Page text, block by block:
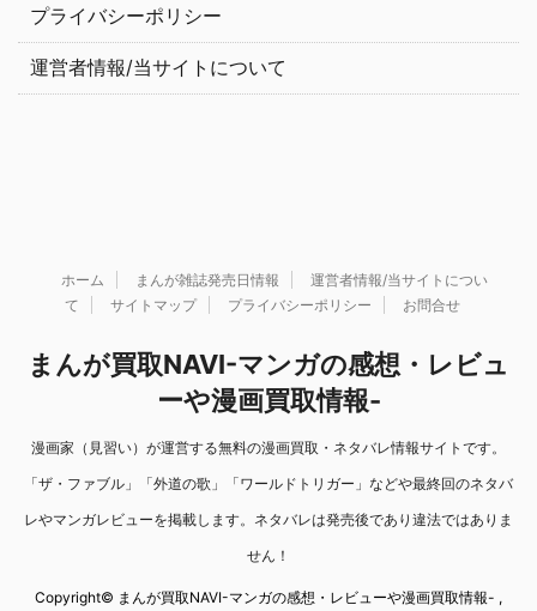
プライバシーポリシー
運営者情報/当サイトについて
ホーム まんが雑誌発売日情報
運営者情報/当サイトについ
て
サイトマップ プライバシーポリシー お問合せ
まんが買取NAVI-マンガの感想・レビュ
ーや漫画買取情報-
漫画家（見習い）が運営する無料の漫画買取・ネタバレ情報サイトです。
「ザ・ファブル」「外道の歌」「ワールドトリガー」などや最終回のネタバ
レやマンガレビューを掲載します。ネタバレは発売後であり違法ではありま
せん！
Copyright© まんが買取NAVI-マンガの感想・レビューや漫画買取情報- ,